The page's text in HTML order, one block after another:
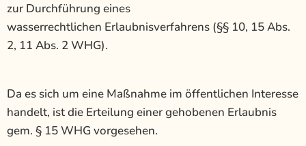
zur Durchführung eines
wasserrechtlichen Erlaubnisverfahrens (§§ 10, 15 Abs.
2, 11 Abs. 2 WHG).
Da es sich um eine Maßnahme im öffentlichen Interesse
handelt, ist die Erteilung einer gehobenen Erlaubnis
gem. § 15 WHG vorgesehen.